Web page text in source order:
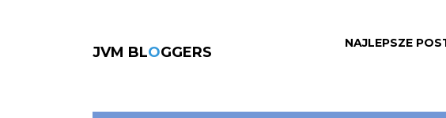
JVM BLOGGERS
NAJLEPSZE